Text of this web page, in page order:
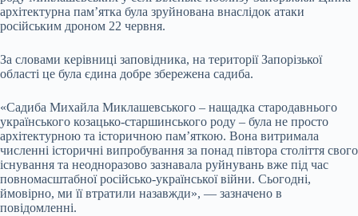
архітектурна пам’ятка була зруйнована внаслідок атаки
російським дроном 22 червня.
За словами керівниці заповідника, на території Запорізької
області це була єдина добре збережена садиба.
«Садиба Михайла Миклашевського – нащадка стародавнього
українського козацько-старшинського роду – була не просто
архітектурною та історичною пам’яткою. Вона витримала
численні історичні випробування за понад півтора століття свого
існування та неодноразово зазнавала руйнувань вже під час
повномасштабної російсько-української війни. Сьогодні,
ймовірно, ми її втратили назавжди», — зазначено в
повідомленні.